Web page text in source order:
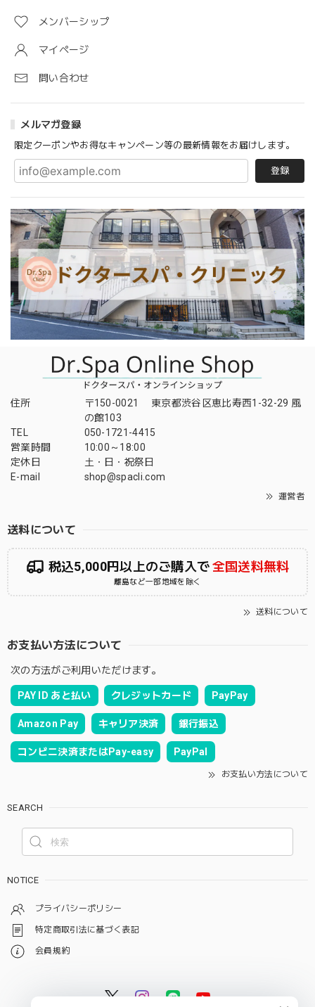
メンバーシップ
マイページ
問い合わせ
メルマガ登録
限定クーポンやお得なキャンペーン等の最新情報をお届けします。
登録
住所
〒150-0021 東京都渋谷区恵比寿西1-32-29 風
の館103
TEL
050-1721-4415
営業時間
10:00～18:00
定休日
土・日・祝祭日
E-mail
shop@spacli.com
運営者
送料について
税込5,000円以上のご購入で全国送料無料
離島など一部地域を除く
送料について
お支払い方法について
次の方法がご利用いただけます。
PAY ID あと払い クレジットカード PayPay
Amazon Pay キャリア決済 銀行振込
コンビニ決済またはPay-easy PayPal
お支払い方法について
SEARCH
NOTICE
プライバシーポリシー
特定商取引法に基づく表記
会員規約